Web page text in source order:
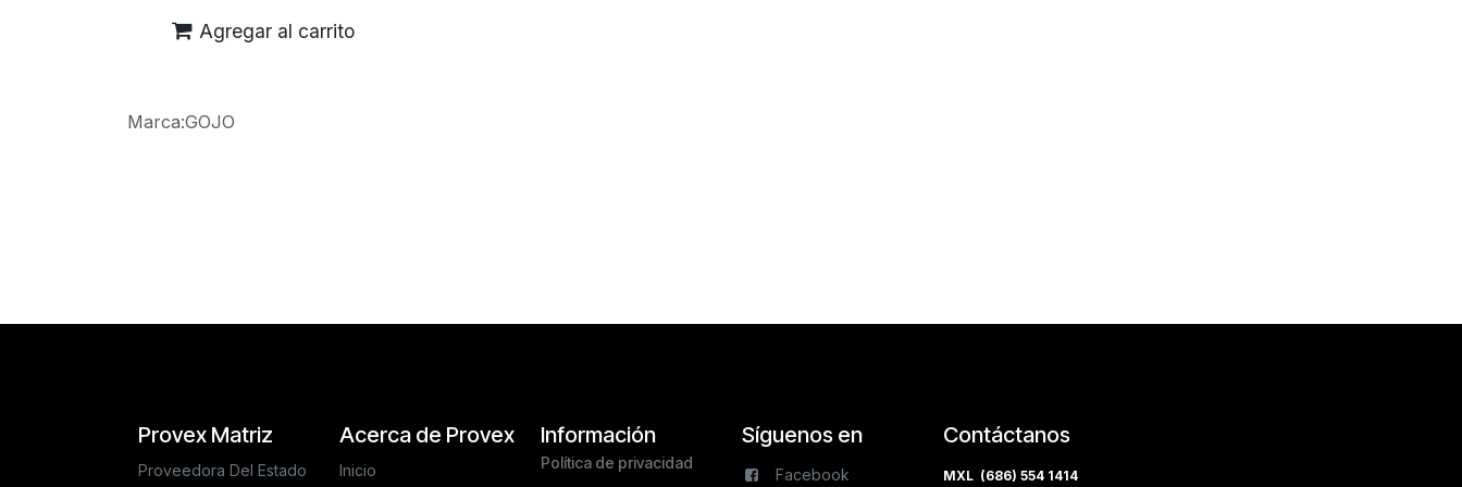
Agregar al carrito
Marca:GOJO
Acerca de Provex
Inicio
Síguenos en
Facebook
Provex Matriz
Proveedora Del Estado
Información
Política de privacidad
Contáctanos
MXL (686) 554 1414